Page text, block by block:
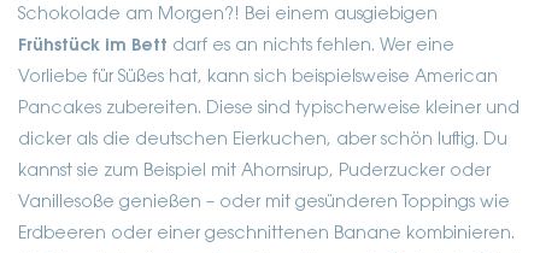
Schokolade am Morgen?! Bei einem ausgiebigen
Frühstück im Bett darf es an nichts fehlen. Wer eine
Vorliebe für Süßes hat, kann sich beispielsweise American
Pancakes zubereiten. Diese sind typischerweise kleiner und
dicker als die deutschen Eierkuchen, aber schön luftig. Du
kannst sie zum Beispiel mit Ahornsirup, Puderzucker oder
Vanillesoße genießen – oder mit gesünderen Toppings wie
Erdbeeren oder einer geschnittenen Banane kombinieren.